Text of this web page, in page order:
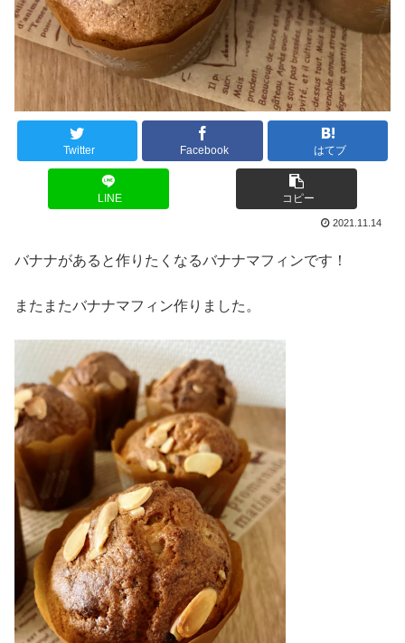
Twitter Facebook はてブ
LINE コピー
2021.11.14
バナナがあると作りたくなるバナナマフィンです！
またまたバナナマフィン作りました。